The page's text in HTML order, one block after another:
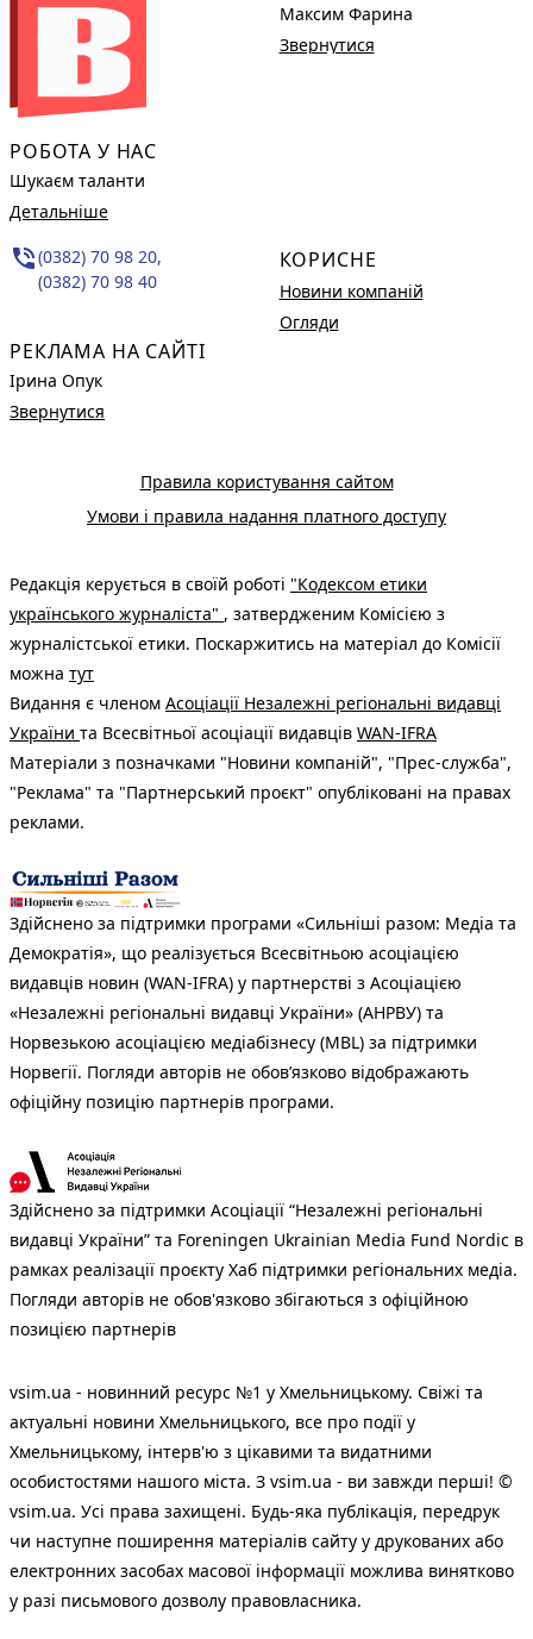
РОБОТА У НАС
Шукаєм таланти
Детальніше
phone_in_talk(0382) 70 98 20,
(0382) 70 98 40
РЕКЛАМА НА САЙТІ
Ірина Опук
Звернутися
Максим Фарина
Звернутися
КОРИСНЕ
Новини компаній
Огляди
Правила користування сайтом
Умови і правила надання платного доступу
Редакція керується в своїй роботі "Кодексом етики
українського журналіста" , затвердженим Комісією з
журналістської етики. Поскаржитись на матеріал до Комісії
можна тут
Видання є членом Асоціації Незалежні регіональні видавці
України та Всесвітньої асоціації видавців WAN-IFRA
Матеріали з позначками "Новини компаній", "Прес-служба",
"Реклама" та "Партнерський проєкт" опубліковані на правах
реклами.
Здійснено за підтримки програми «Сильніші разом: Медіа та
Демократія», що реалізується Всесвітньою асоціацією
видавців новин (WAN-IFRA) у партнерстві з Асоціацією
«Незалежні регіональні видавці України» (АНРВУ) та
Норвезькою асоціацією медіабізнесу (MBL) за підтримки
Норвегії. Погляди авторів не обов’язково відображають
офіційну позицію партнерів програми.
Здійснено за підтримки Асоціації “Незалежні регіональні
видавці України” та Foreningen Ukrainian Media Fund Nordic в
рамках реалізації проєкту Хаб підтримки регіональних медіа.
Погляди авторів не обов'язково збігаються з офіційною
позицією партнерів
vsim.ua - новинний ресурс №1 у Хмельницькому. Свіжі та
актуальні новини Хмельницького, все про події у
Хмельницькому, інтерв'ю з цікавими та видатними
особистостями нашого міста. З vsim.ua - ви завжди перші! ©
vsim.ua. Усі права захищені. Будь-яка публiкацiя, передрук
чи наступне поширення матеріалів сайту у друкованих або
електронних засобах масової інформації можлива винятково
у разі письмового дозволу правовласника.